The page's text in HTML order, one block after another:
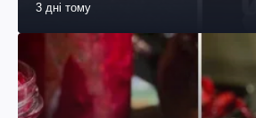
3 дні тому